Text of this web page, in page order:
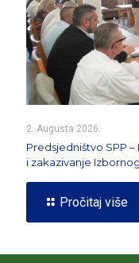
2. Augusta 2026.
Predsjedništvo SPP
i zakazivanje
Pročitaj više